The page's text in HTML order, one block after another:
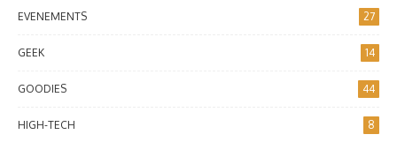
EVENEMENTS 27
GEEK 14
GOODIES 44
HIGH-TECH 8